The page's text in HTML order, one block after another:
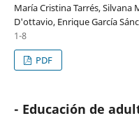
María Cristina Tarrés,
D'ottavio, Enrique García
1-8
PDF
- Educación de